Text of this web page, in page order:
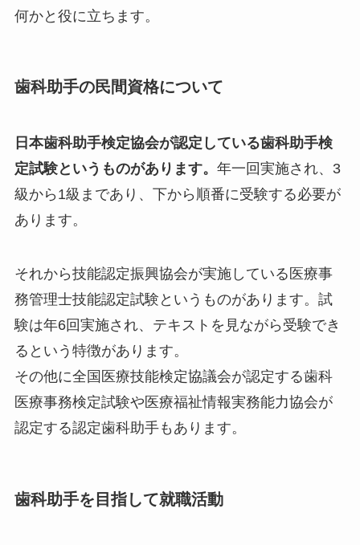
何かと役に立ちます。
歯科助手の民間資格について
日本歯科助手検定協会が認定している歯科助手検
定試験というものがあります。 年一回実施され、3
級から1級まであり、下から順番に受験する必要が
あります。
それから技能認定振興協会が実施している医療事
務管理士技能認定試験というものがあります。試
験は年6回実施され、テキストを見ながら受験でき
るという特徴があります。
その他に全国医療技能検定協議会が認定する歯科
医療事務検定試験や医療福祉情報実務能力協会が
認定する認定歯科助手もあります。
歯科助手を目指して就職活動